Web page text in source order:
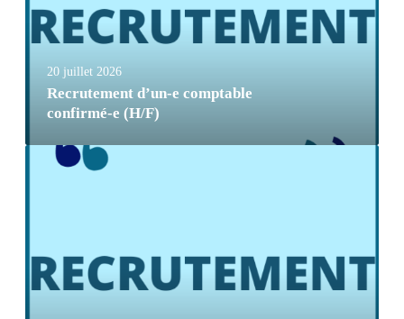
20 juillet 2026
Recrutement d’un-e comptable
confirmé-e (H/F)